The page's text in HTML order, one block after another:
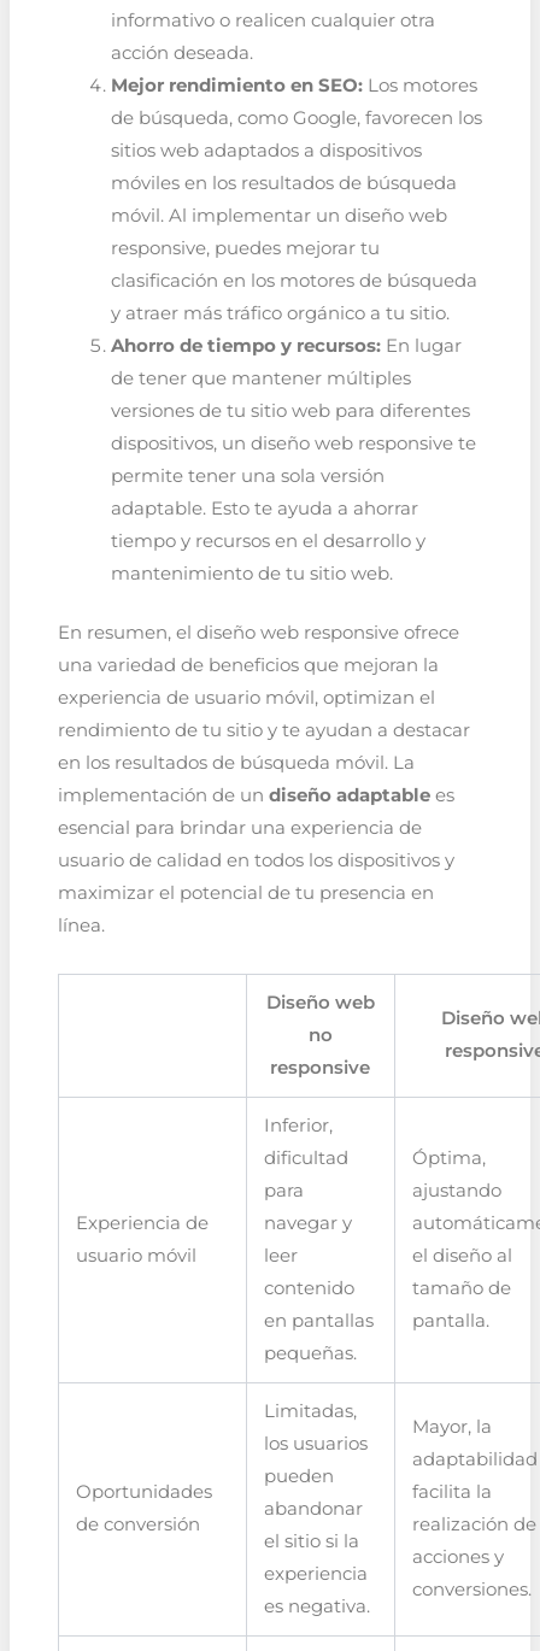
informativo o realicen cualquier otra
acción deseada.
Mejor rendimiento en SEO:Los motores
de búsqueda, como Google, favorecen los
sitios web adaptados a dispositivos
móviles en los resultados de búsqueda
móvil. Al implementar un diseño web
responsive, puedes mejorar tu
clasificación en los motores de búsqueda
y atraer más tráfico orgánico a tu sitio.
Ahorro de tiempo y recursos:En lugar
de tener que mantener múltiples
versiones de tu sitio web para diferentes
dispositivos, un diseño web responsive te
permite tener una sola versión
adaptable. Esto te ayuda a ahorrar
tiempo y recursos en el desarrollo y
mantenimiento de tu sitio web.
En resumen, el diseño web responsive ofrece
una variedad de beneficios que mejoran la
experiencia de usuario móvil, optimizan el
rendimiento de tu sitio y te ayudan a destacar
en los resultados de búsqueda móvil. La
implementación de un diseño adaptablees
esencial para brindar una experiencia de
usuario de calidad en todos los dispositivos y
maximizar el potencial de tu presencia en
línea.
Diseño web
no
responsive
Diseño
Experiencia de
usuario móvil
Inferior,
dificultad
para
navegar y
leer
contenido
en pantallas
pequeñas.
Óptima,
ajustando
el diseño al
tamaño de
pantalla.
Oportunidades
de conversión
Limitadas,
los usuarios
pueden
abandonar
el sitio si la
experiencia
es negativa.
Mayor, la
adaptabilidad
facilita la
realización de
acciones y
conversiones.